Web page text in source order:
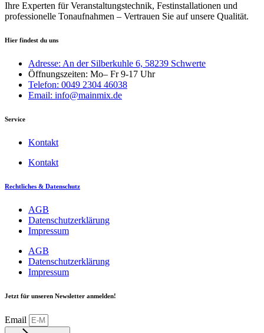
Ihre Experten für Veranstaltungstechnik, Festinstallationen und
professionelle Tonaufnahmen – Vertrauen Sie auf unsere Qualität.
Hier findest du uns
Adresse: An der Silberkuhle 6, 58239 Schwerte
Öffnungszeiten: Mo– Fr 9-17 Uhr
Telefon: 0049 2304 46038
Email: info@mainmix.de
Service
Kontakt
Kontakt
Rechtliches & Datenschutz
AGB
Datenschutzerklärung
Impressum
AGB
Datenschutzerklärung
Impressum
Jetzt für unseren Newsletter anmelden!
Email